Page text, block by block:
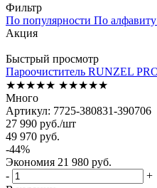
Фильтр
По популярности По алфавиту
Акция
Быстрый просмотр
Пароочиститель RUNZEL
★★★★★ ★★★★★
Много
Артикул: 7725-380831-390706
27 990 руб./шт
49 970 руб.
-44%
Экономия 21 980 руб.
-
+